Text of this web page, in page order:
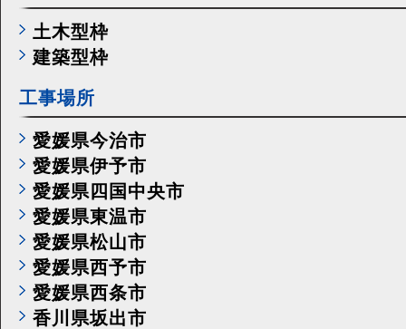
土木型枠
建築型枠
工事場所
愛媛県今治市
愛媛県伊予市
愛媛県四国中央市
愛媛県東温市
愛媛県松山市
愛媛県西予市
愛媛県西条市
香川県坂出市